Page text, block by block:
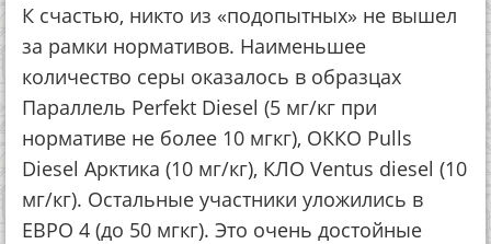
К счастью, никто из «подопытных» не вышел
за рамки нормативов. Наименьшее
количество серы оказалось в образцах
Параллель Perfekt Diesel (5 мг/кг при
нормативе не более 10 мгкг), ОККО Pulls
Diesel Арктика (10 мг/кг), КЛО Ventus diesel (10
мг/кг). Остальные участники уложились в
ЕВРО 4 (до 50 мгкг). Это очень достойные